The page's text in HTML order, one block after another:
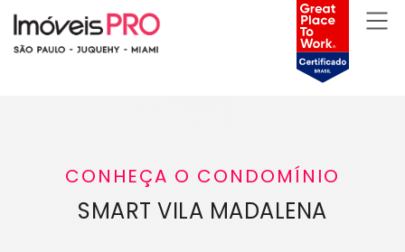
CONHEÇA O CONDOMÍNIO
SMART VILA MADALENA